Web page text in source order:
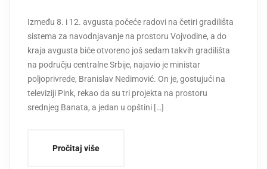
Između 8. i 12. avgusta počeće radovi na četiri gradilišta
sistema za navodnjavanje na prostoru Vojvodine, a do
kraja avgusta biće otvoreno još sedam takvih gradilišta
na području centralne Srbije, najavio je ministar
poljoprivrede, Branislav Nedimović. On je, gostujući na
televiziji Pink, rekao da su tri projekta na prostoru
srednjeg Banata, a jedan u opštini […]
Pročitaj više